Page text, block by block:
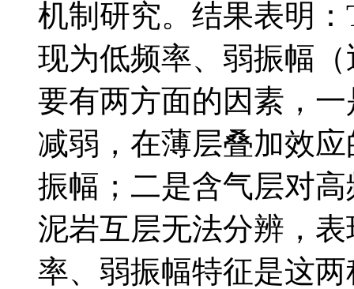
机制研究。结果表明
现为低频率、弱振幅
要有两方面的因素，
减弱，在薄层叠加效
振幅；二是含气层对
泥岩互层无法分辨，
率、弱振幅特征是这